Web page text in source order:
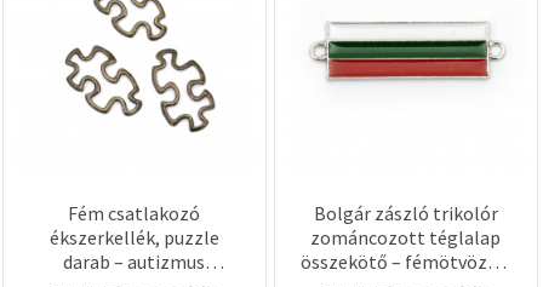
Fém csatlakozó
ékszerkellék, puzzle
darab – autizmus
Bolgár zászló trikolór
zománcozott téglalap
összekötő – fémötvözet,